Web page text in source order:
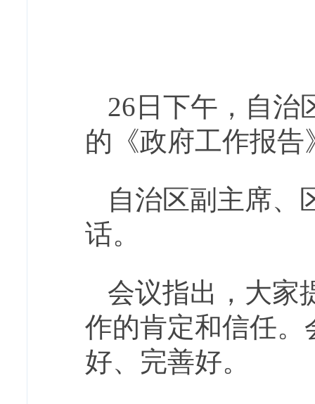
26日下午，自治
的《政府工作报
自治区副主席、
话。
会议指出，大家
作的肯定和信任
好、完善好。